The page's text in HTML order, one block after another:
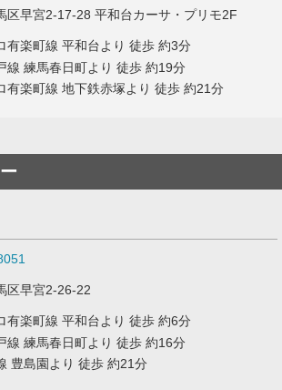
区早宮2-17-28 平和台カーサ・プリモ2F
有楽町線 平和台より 徒歩 約3分
線 練馬春日町より 徒歩 約19分
有楽町線 地下鉄赤塚より 徒歩 約21分
区早宮2-26-22
有楽町線 平和台より 徒歩 約6分
線 練馬春日町より 徒歩 約16分
豊島園より 徒歩 約21分